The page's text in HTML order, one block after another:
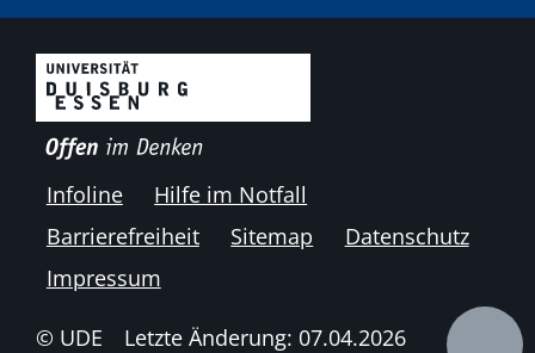
Infoline
Hilfe im Notfall
Barrierefreiheit
Sitemap
Datenschutz
Impressum
© UDE Letzte Änderung: 07.04.2026